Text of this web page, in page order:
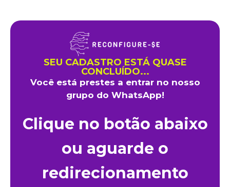
SEU CADASTRO ESTÁ QUASE
CONCLUÍDO...
Você está prestes a entrar no nosso
grupo do WhatsApp!
Clique no botão abaixo
ou aguarde o
redirecionamento